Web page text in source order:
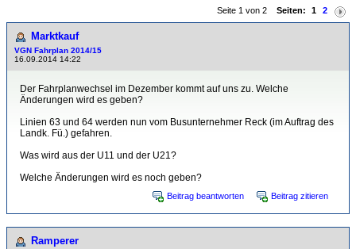
Seite 1 von 2 Seiten: 1 2
Marktkauf
VGN Fahrplan 2014/15
16.09.2014 14:22
Der Fahrplanwechsel im Dezember kommt auf uns zu. Welche
Änderungen wird es geben?
Linien 63 und 64 werden nun vom Busunternehmer Reck (im Auftrag des
Landk. Fü.) gefahren.
Was wird aus der U11 und der U21?
Welche Änderungen wird es noch geben?
Beitrag beantworten Beitrag zitieren
Ramperer